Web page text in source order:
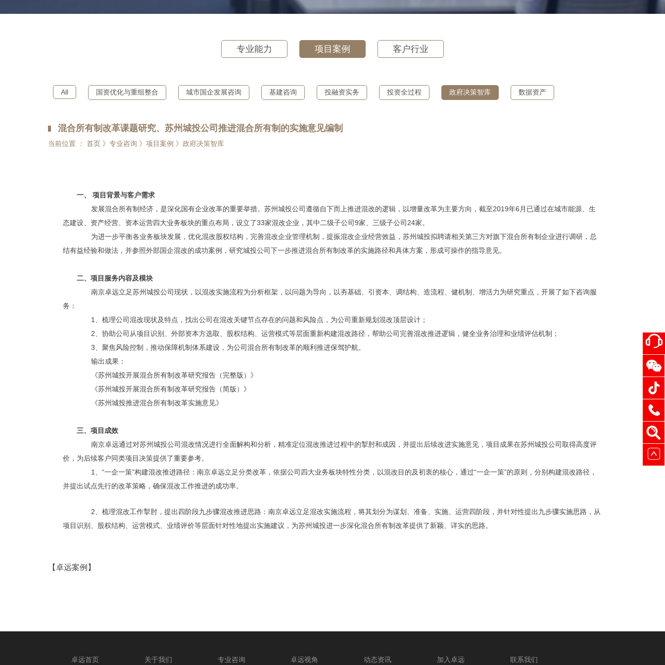
专业能力 项目案例 客户行业
All 国资优化与重组整合 城市国企发展咨询 基建咨询 投融资实务 投资全过程 政府决策智库 数据资产
混合所有制改革课题研究、苏州城投公司推进混合所有制的实施意见编制
当前位置 ： 首页 》专业咨询 》项目案例 》政府决策智库
一、 项目背景与客户需求
发展混合所有制经济，是深化国有企业改革的重要举措。苏州城投公司遵循自下而上推进混改的逻辑，以增量改革为主要方向，截至2019年6 月已通过在城市能源、生
态建设、资产经营、资本运营四大业务板块的重点布局，设立了33家混改企业，其中二级子公司9家、三级子公司 24家。
为进一步平衡各业务板块发展，优化混改股权结构，完善混改企业管理机制，提振混改企业经营效益，苏州城投拟聘请相关第三方对旗下混合所有制企业进行调研，总
结有益经验和做法，并参照外部国企混改的成功案例，研究城投公司下一步推进混合所有制改革的实施路径和具体方案，形成可操作的指导意见。
二、项目服务内容及模块
南京卓远立足苏州城投公司现状，以混改实施流程为分析框架，以问题为导向，以夯基础、引资本、调结构、造流程、健机制、增活力为研究重点，开展了如下咨询服
务：
1
、梳理公司混改现状及特点，找出公司在混改关键节点存在的问题和风险点，为公司重新规划混改顶层设计；
2 、协助公司从项目识别、外部资本方选取、股权结构、运营模式等层面重新构建混改路径，帮助公司完善混改推进逻辑，健全业务治理和业绩评估机制；
3 、聚焦风险控制，推动保障机制体系建设，为公司混合所有制改革的顺利推进保驾护航。
输出成果：
《苏州城投开展混合所有制改革研究报告（完整版）》
《苏州城投开展混合所有制改革研究报告（简版）》
《苏州城投推进混合所有制改革实施意见》
三、项目成效
南京卓远通过对苏州城投公司混改情况进行全面解构和分析，精准定位混改推进过程中的掣肘和成因，并提出后续改进实施意见，项目成果在苏州城投公司取得高度评
价，为后续客户同类项目决策提供了重要参考。
1
、“一企一策”构建混改推进路径：南京卓远立足分类改革，依据公司四大业务板块特性分类，以混改目的及初衷的核心，通过“一企一策”的原则，分别构建混改路径，
并提出试点先行的改革策略，确保混改工作推进的成功率。
2 、梳理混改工作掣肘，提出四阶段九步骤混改推进思路：南京卓远立足混改实施流程，将其划分为谋划、准备、实施、运营四阶段，并针对性提出九步骤实施思路，从
项目识别、股权结构、运营模式、业绩评价等层面针对性地提出实施建议，为苏州城投进一步深化混合所有制改革提供了新颖、详实的思路。
【卓远案例】
卓远首页 关于我们 专业咨询 卓远视角 动态资讯 加入卓远 联系我们